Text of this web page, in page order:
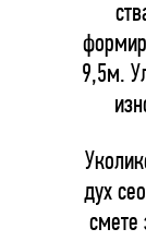
9,5м.
дух
смете